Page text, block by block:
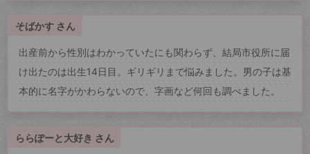
そばかす さん
出産前から性別はわかっていたにも関わらず、結局市役所に届
け出たのは出生14日目。ギリギリまで悩みました。男の子は基
本的に名字がかわらないので、字画など何回も調べました。
ららぽーと大好き さん